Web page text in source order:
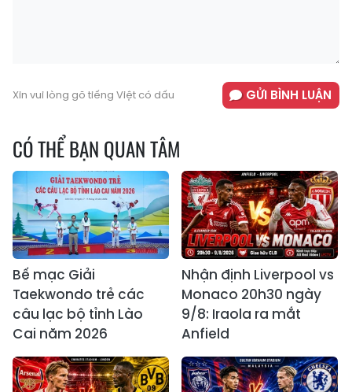
Xin vui lòng gõ tiếng Việt có dấu GỬI BÌNH LUẬN
CÓ THỂ BẠN QUAN TÂM
Bế mạc Giải
Taekwondo trẻ các
câu lạc bộ tỉnh Lào
Cai năm 2026
Nhận định Liverpool vs
Monaco 20h30 ngày
9/8: Iraola ra mắt
Anfield